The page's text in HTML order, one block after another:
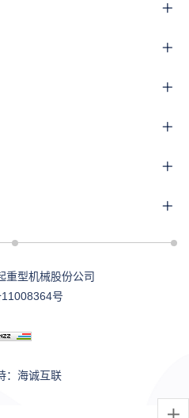
重型机械股份公司
号
：海诚互联